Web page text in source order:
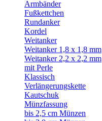
Armbänder
Fußkettchen
Rundanker
Kordel
Weitanker
Weitanker 1,8 x 1,8 mm
Weitanker 2,2 x 2,2 mm
mit Perle
Klassisch
Verlängerungskette
Kautschuk
Münzfassung
bis 2,5 cm Münzen